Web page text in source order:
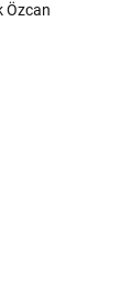
Özcan